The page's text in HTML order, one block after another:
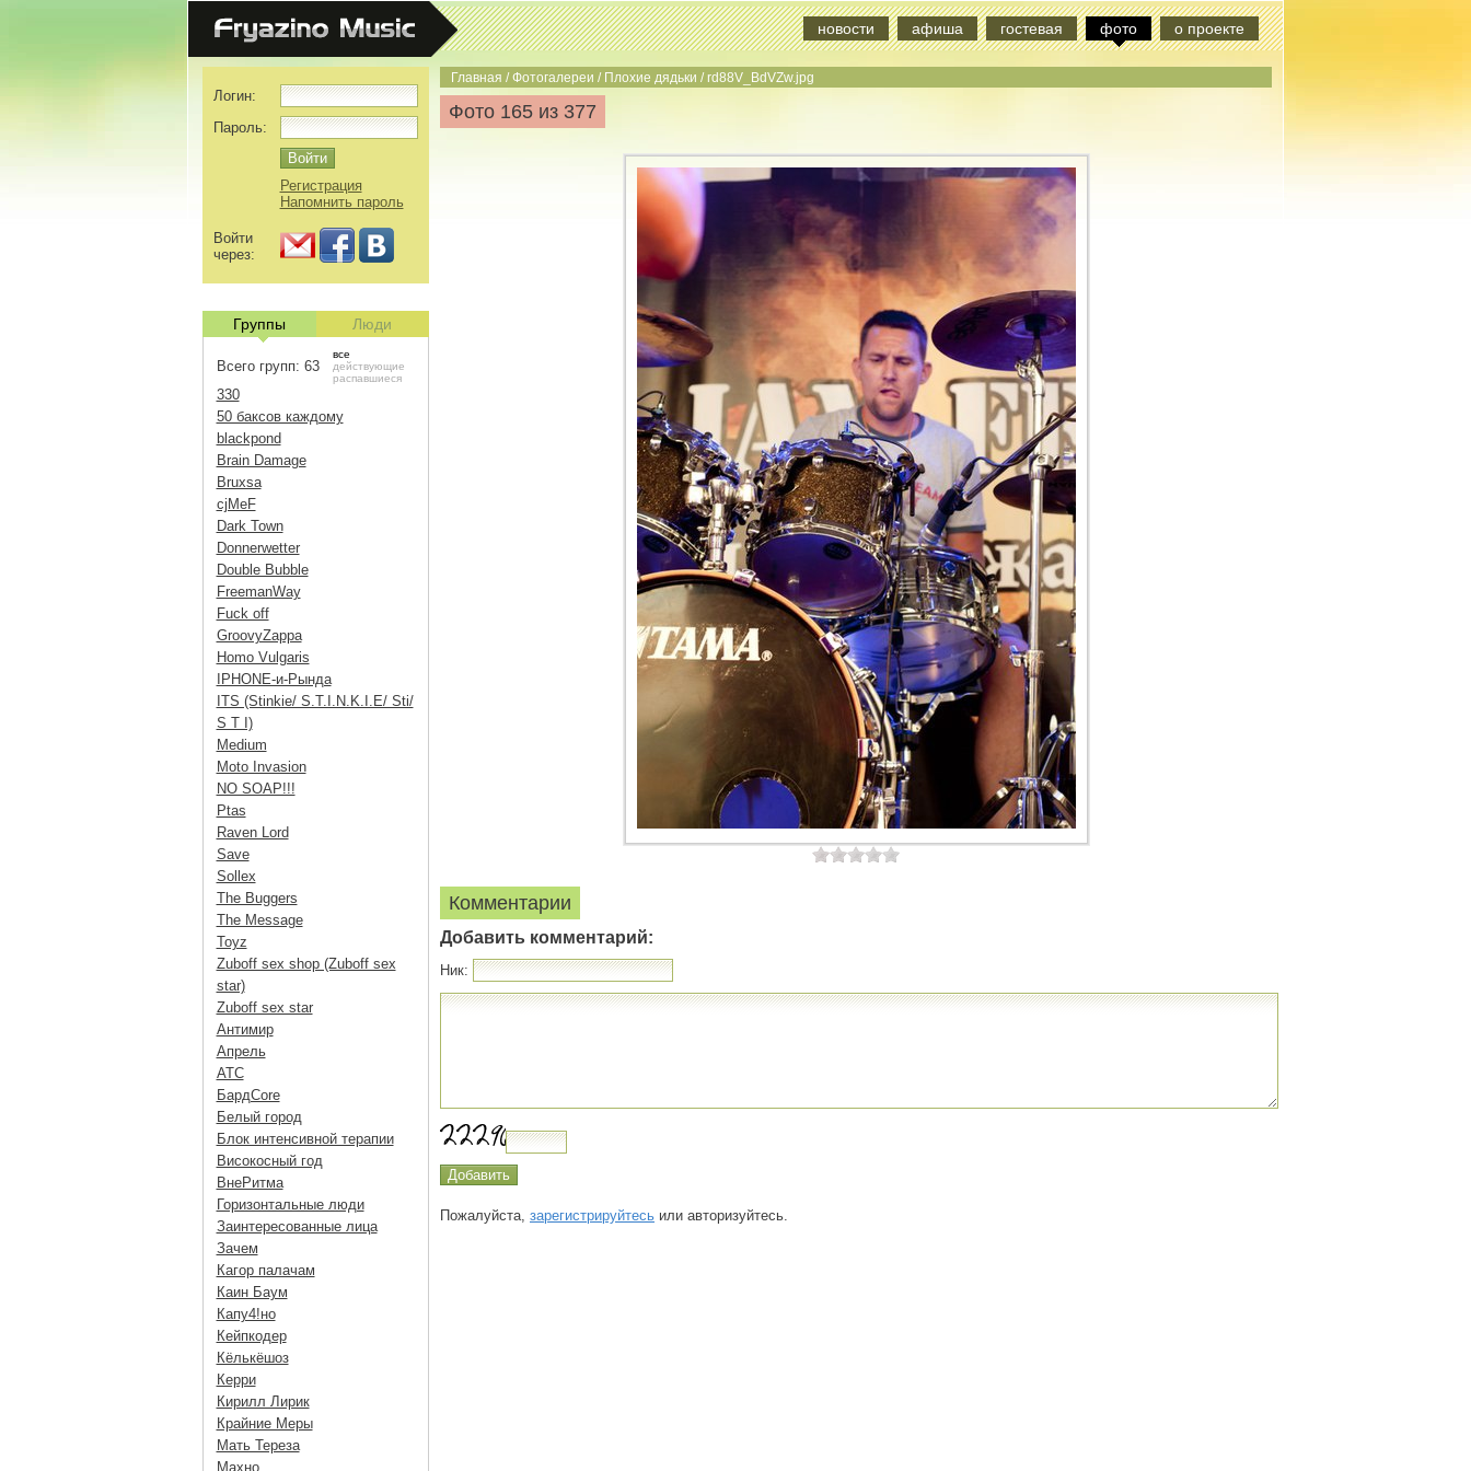
новости афиша гостевая фото о проекте
Главная /Фотогалереи / Плохие дядьки /rd88V_BdVZw.jpg
Фото 165 из 377
Комментарии
Добавить комментарий:
Ник:
Пожалуйста, зарегистрируйтесь или авторизуйтесь.
Логин:
Пароль:
Регистрация
Напомнить пароль
Войти
через:
Группы Люди
Всего групп: 63
все
действующие
распавшиеся
330
50 баксов каждому
blackpond
Brain Damage
Bruxsa
cjMeF
Dark Town
Donnerwetter
Double Bubble
FreemanWay
Fuck off
GroovyZappa
Homo Vulgaris
IPHONE-и-Рында
ITS (Stinkie/ S.T.I.N.K.I.E/ Sti/
S T I)
Medium
Moto Invasion
NO SOAP!!!
Ptas
Raven Lord
Save
Sollex
The Buggers
The Message
Toyz
Zuboff sex shop (Zuboff sex
star)
Zuboff sex star
Антимир
Апрель
АТС
БардCore
Белый город
Блок интенсивной терапии
Високосный год
ВнеРитма
Горизонтальные люди
Заинтересованные лица
Зачем
Кагор палачам
Каин Баум
Капу4!но
Кейпкодер
Кёлькёшоз
Керри
Кирилл Лирик
Крайние Меры
Мать Тереза
Махно